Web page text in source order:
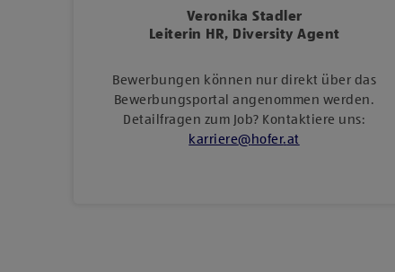
Veronika Stadler
Leiterin HR, Diversity Agent
Bewerbungen können nur direkt über das
Bewerbungsportal angenommen werden.
Detailfragen zum Job? Kontaktiere uns:
karriere@ hofer.at